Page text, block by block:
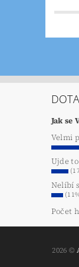
Jak se
Velmi
Ujde to
Nelíbí
Počet
2026 ©